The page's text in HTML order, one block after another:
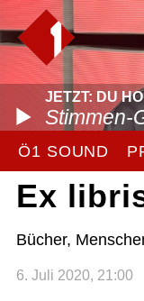
JETZT: DU
Stimmen-
Ö1 SOUND
Ex
Bücher,
6. Juli 2020, 21:00